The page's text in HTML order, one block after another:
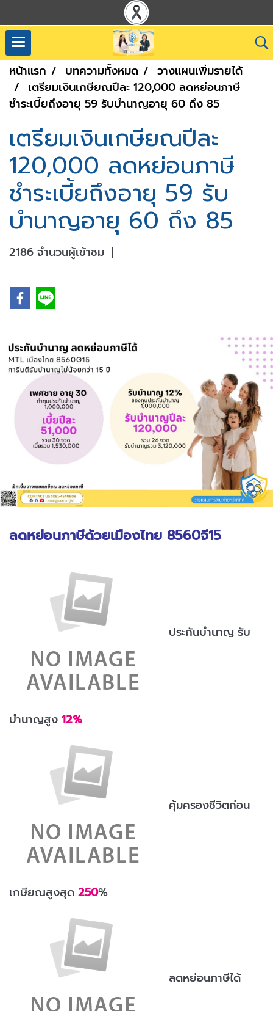
หน้าแรก บทความทั้งหมด
วางแผนเพิ่มรายได้
เตรียมเงินเกษียณปีละ 120,000 ลดหย่อนภาษี
ชำระเบี้ยถึงอายุ 59 รับบำนาญอายุ 60 ถึง 85
เตรียมเงินเกษียณปีละ
120,000 ลดหย่อนภาษี
ชำระเบี้ยถึงอายุ 59 รับ
บำนาญอายุ 60 ถึง 85
2186 จำนวนผู้เข้าชม |
ลดหย่อนภาษีด้วยเมืองไทย 8560จี15
ประกันบำนาญ รับ
บำนาญสูง 12%
คุ้มครองชีวิตก่อน
เกษียณสูงสุด 250%
ลดหย่อนภาษีได้